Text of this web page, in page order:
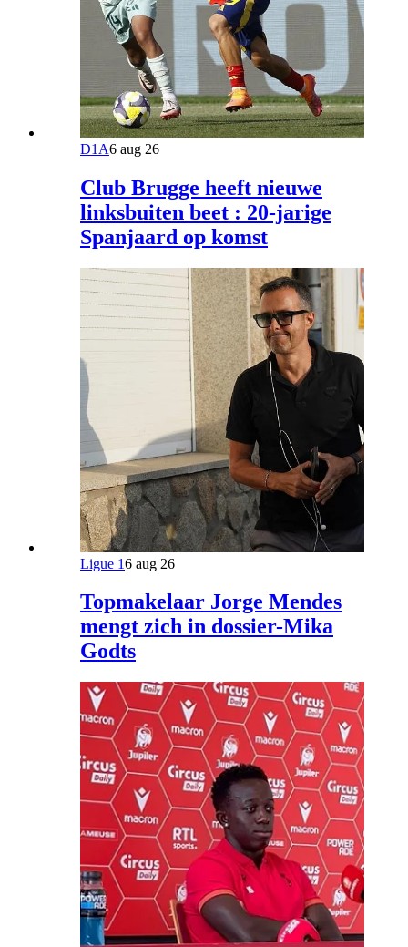
D1A6 aug 26
Club Brugge heeft nieuwe
linksbuiten beet : 20-jarige
Spanjaard op komst
Ligue 16 aug 26
Topmakelaar Jorge Mendes
mengt zich in dossier-Mika
Godts